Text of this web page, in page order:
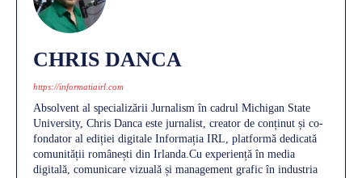
CHRIS DANCA
https://informatiairl.com
Absolvent al specializării Jurnalism în cadrul Michigan State
University, Chris Danca este jurnalist, creator de conținut și co-
fondator al ediției digitale Informația IRL, platformă dedicată
comunității românești din Irlanda.Cu experiență în media
digitală, comunicare vizuală și management grafic în industria